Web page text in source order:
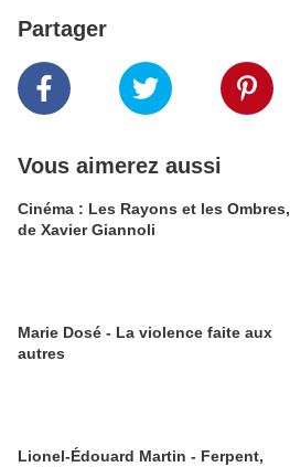
Partager
Vous aimerez aussi
Cinéma : Les Rayons et les Ombres,
de Xavier Giannoli
Marie Dosé - La violence faite aux
autres
Lionel-Édouard Martin - Ferpent,